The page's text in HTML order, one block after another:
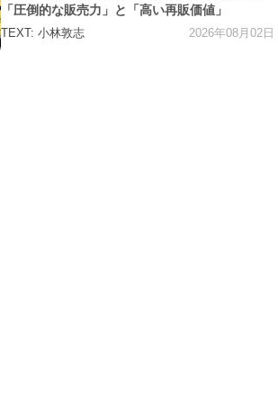
「圧倒的な販売力」と「高い再販価値」
TEXT: 小林敦志 2026年08月02日